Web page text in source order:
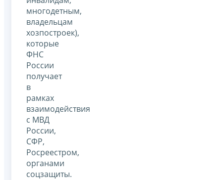
многодетным,
владельцам
хозпостроек),
которые
ФНС
России
получает
в
рамках
взаимодействия
с МВД
России,
СФР,
Росреестром,
органами
соцзащиты.